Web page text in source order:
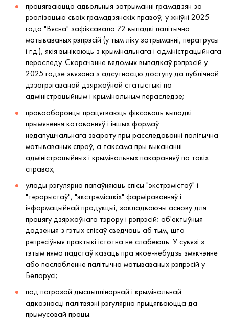
працягваюцца адвольныя затрыманні грамадзян за
рэалізацыю сваіх грамадзянскіх правоў; у жніўні 2025
года "Вясна" зафіксавала 72 выпадкі палітычна
матываваных рэпрэсій (у тым ліку затрыманні, ператрусы
і г.д.), якія вынікаюць з крымінальнага і адміністрацыйнага
пераследу. Скарачэнне вядомых выпадкаў рэпрэсій у
2025 годзе звязана з адсутнасцю доступу да публічнай
дэзагрэгаванай дзяржаўнай статыстыкі па
адміністрацыйным і крымінальным пераследзе;
праваабаронцы працягваюць фіксаваць выпадкі
прымянення катаванняў і іншых формаў
недапушчальнага звароту пры расследаванні палітычна
матываваных спраў, а таксама пры выкананні
адміністрацыйных і крымінальных пакаранняў па такіх
справах;
улады рэгулярна папаўняюць спісы "экстрэмістаў" і
"тэрарыстаў", "экстрэмісцкіх" фарміраванняў і
інфармацыйнай прадукцыі, закладваючы аснову для
працягу дзяржаўнага тэрору і рэпрэсій; аб'ектыўныя
дадзеныя з гэтых спісаў сведчаць аб тым, што
рэпрэсіўныя практыкі істотна не слабеюць. У сувязі з
гэтым няма падстаў казаць пра якое-небудзь змякчэнне
або паслабленне палітычна матываваных рэпрэсій у
Беларусі;
пад пагрозай дысцыплінарнай і крымінальнай
адказнасці палітвязні рэгулярна прыцягваюцца да
прымусовай працы.